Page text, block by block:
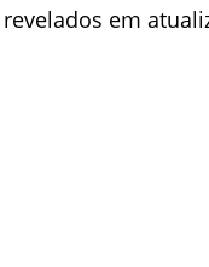
em